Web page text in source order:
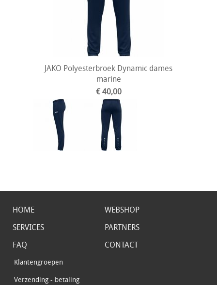
JAKO Polyesterbroek Dynamic dames
marine
€ 40,00
HOME
WEBSHOP
SERVICES
PARTNERS
FAQ
Klantengroepen
Verzending - betaling
CONTACT